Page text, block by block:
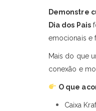
Demonstre
Dia dos Pais
emocionais e
Mais do que
conexão e
O que
Caixa